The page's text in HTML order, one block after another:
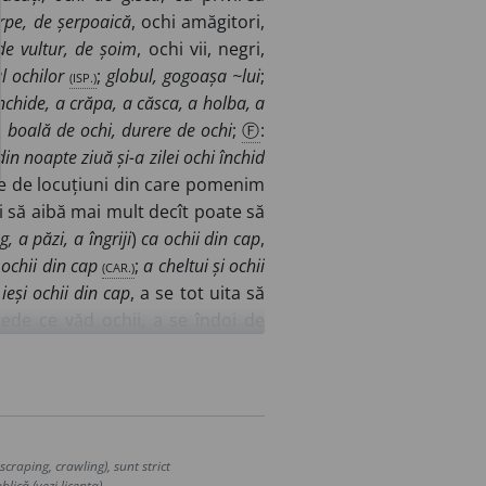
de șerpoaică, ochi amăgitori,
vultur, de șoim, ochi vii, negri,
ochilor (ISP.);globul, gogoașa ~lui;
a crăpa, a căsca, a holba, a
boală de ochi, durere de ochi; Ⓕ:
din noapte ziuă și-a zilei ochi închid
de locuțiuni din care pomenim
aibă mai mult decît poate să
a păzi, a îngriji)ca ochii din cap,
din cap(CAR.);a cheltui și ochii
ochii din cap, a se tot uita să
să-și dea seamă de un
crawling), sunt strict